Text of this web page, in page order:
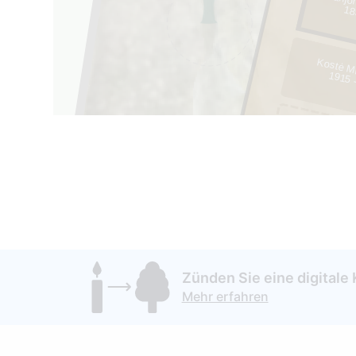
Kostė
Zünden Sie eine digitale
Mehr erfahren